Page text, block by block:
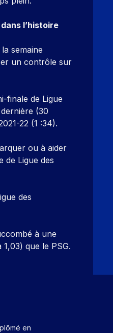
l’histoire
semaine
un contrôle sur
finale de Ligue
(30
22 (1 :34).
ou à aider
de Ligue des
des
à une
que le PSG.
en